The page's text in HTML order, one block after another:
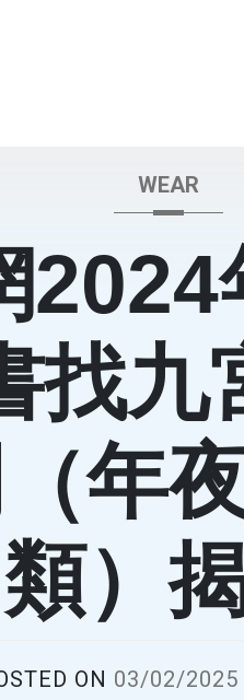
WEAR
2024
找九
年
類）
ON 03/02/2025